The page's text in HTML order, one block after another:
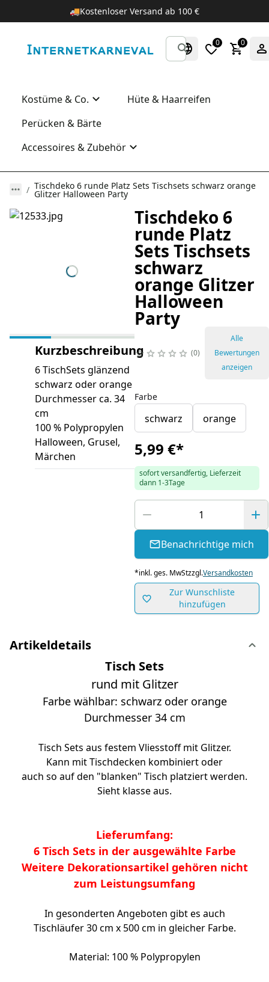
🚚Kostenloser Versand ab 100 €
0 0
Kostüme & Co.
Hüte & Haarreifen
Perücken & Bärte
Accessoires & Zubehör
Tischdeko 6 runde Platz Sets Tischsets schwarz orange
Glitzer Halloween Party
Kurzbeschreibung
6 TischSets glänzend
schwarz oder orange
Durchmesser ca. 34
cm
100 % Polypropylen
Halloween, Grusel,
Märchen
Tischdeko 6
runde Platz
Sets Tischsets
schwarz
orange Glitzer
Halloween
Party
0
Alle
Bewertungen
anzeigen
Farbe
schwarz orange
5,99 €*
sofort versandfertig, Lieferzeit
dann 1-3Tage
Benachrichtige mich
*inkl. ges. MwStzzgl.Versandkosten
Zur Wunschliste
hinzufügen
Artikeldetails
Tisch Sets
rund mit Glitzer
Farbe wählbar: schwarz oder orange
Durchmesser 34 cm
Tisch Sets aus festem Vliesstoff mit Glitzer.
Kann mit Tischdecken kombiniert oder
auch so auf den "blanken" Tisch platziert werden.
Sieht klasse aus.
Lieferumfang:
6 Tisch Sets in der ausgewählte Farbe
Weitere Dekorationsartikel gehören nicht
zum Leistungsumfang
In gesonderten Angeboten gibt es auch
Tischläufer 30 cm x 500 cm in gleicher Farbe.
Material: 100 % Polypropylen